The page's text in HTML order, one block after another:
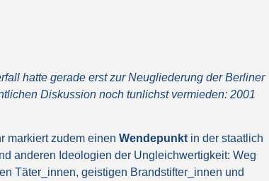
hatte gerade erst zur Neugliederung der Berliner
Diskussion noch tunlichst vermieden: 2001
markiert zudem einenWendepunkt in der staatlich
anderen Ideologien der Ungleichwertigkeit: Weg
Täter_innen, geistigen Brandstifter_innen und